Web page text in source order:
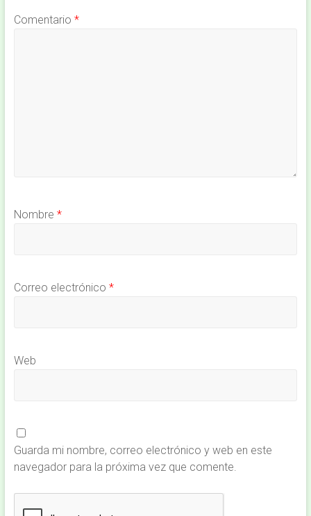
Comentario *
Nombre *
Correo electrónico *
Web
Guarda mi nombre, correo electrónico y web en este
navegador para la próxima vez que comente.